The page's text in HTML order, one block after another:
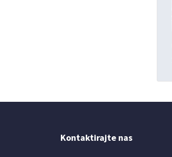
Kontaktirajte nas